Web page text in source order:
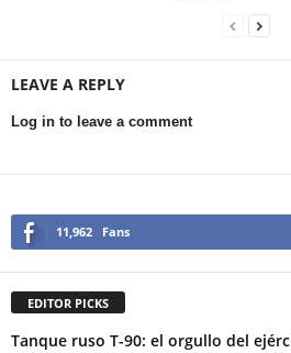
LEAVE A REPLY
Log in to leave a comment
11,962 Fans
EDITOR PICKS
Tanque ruso T-90: el orgullo del